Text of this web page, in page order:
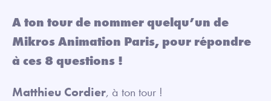
A ton tour de nommer quelqu’un de
Mikros Animation Paris, pour répondre
à ces 8 questions !
Matthieu Cordier, à ton tour !